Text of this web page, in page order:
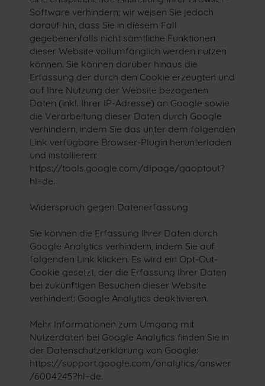
Software verhindern; wir weisen Sie jedoch
darauf hin, dass Sie in diesem Fall
gegebenenfalls nicht sämtliche Funktionen
dieser Website vollumfänglich werden nutzen
können. Sie können darüber hinaus die
Erfassung der durch den Cookie erzeugten und
auf Ihre Nutzung der Website bezogenen
Daten (inkl. Ihrer IP-Adresse) an Google sowie
die Verarbeitung dieser Daten durch Google
verhindern, indem Sie das unter dem folgenden
Link verfügbare Browser-Plugin herunterladen
und installieren:
https://tools.google.com/dlpage/gaoptout?
hl=de.
Widerspruch gegen Datenerfassung
Sie können die Erfassung Ihrer Daten durch
Google Analytics verhindern, indem Sie auf
folgenden Link klicken. Es wird ein Opt-Out-
Cookie gesetzt, der die Erfassung Ihrer Daten
bei zukünftigen Besuchen dieser Website
verhindert: Google Analytics deaktivieren.
Mehr Informationen zum Umgang mit
Nutzerdaten bei Google Analytics finden Sie in
der Datenschutzerklärung von Google:
https://support.google.com/analytics/answer
/6004245?hl=de.